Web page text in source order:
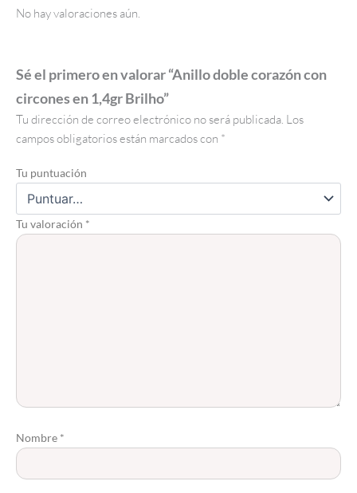
No hay valoraciones aún.
Sé el primero en valorar “Anillo doble corazón con
circones en 1,4gr Brilho”
Tu dirección de correo electrónico no será publicada. Los
campos obligatorios están marcados con *
Tu puntuación
Tu valoración *
Nombre *